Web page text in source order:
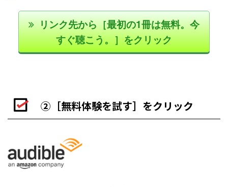
リンク先から［最初の1冊は無料。今
すぐ聴こう。］をクリック
②［無料体験を試す］をクリック